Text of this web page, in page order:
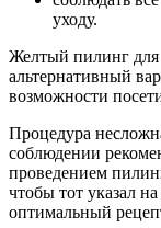
уходу.
Желтый пилинг для
альтернативный
возможности
Процедура
соблюдении
проведением
чтобы тот указал
оптимальный